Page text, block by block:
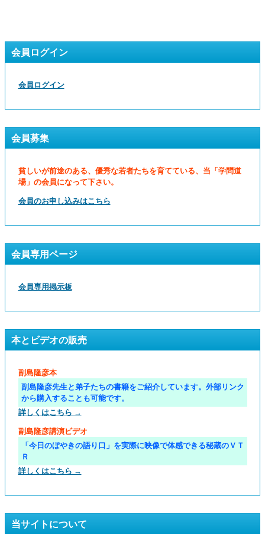
会員ログイン
会員ログイン
会員募集
貧しいが前途のある、優秀な若者たちを育てている、当「学問道
場」の会員になって下さい。
会員のお申し込みはこちら
会員専用ページ
会員専用掲示板
本とビデオの販売
副島隆彦本
副島隆彦先生と弟子たちの書籍をご紹介しています。外部リンク
から購入することも可能です。
詳しくはこちら →
副島隆彦講演ビデオ
「今日のぼやきの語り口」を実際に映像で体感できる秘蔵のＶＴ
Ｒ
詳しくはこちら →
当サイトについて